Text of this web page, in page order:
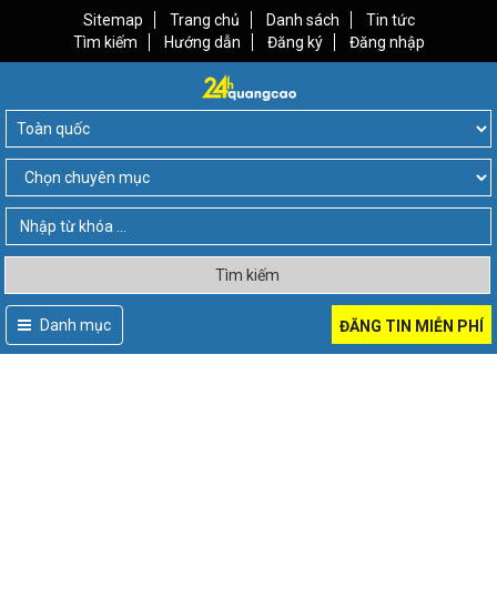
Sitemap Trang chủ Danh sách
Tin tức
Tìm kiếm
Hướng dẫn Đăng ký Đăng nhập
Tìm kiếm
Danh mục ĐĂNG TIN MIỄN PHÍ